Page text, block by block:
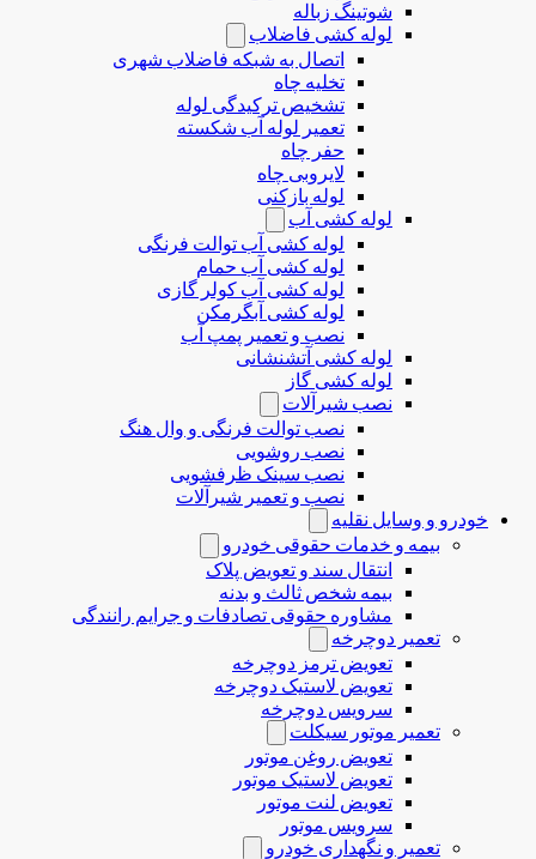
شوتینگ زباله
لوله كشی فاضلاب
اتصال به شبکه فاضلاب شهری
تخلیه چاه
تشخیص ترکیدگی لوله
تعمیر لوله آب شکسته
حفر چاه
لایروبی چاه
لوله بازکنی
لوله کشی آب
لوله کشی آب توالت فرنگی
لوله کشی آب حمام
لوله کشی آب کولر گازی
لوله کشی آبگرمکن
نصب و تعمیر پمپ آب
لوله کشی آتشنشانی
لوله کشی گاز
نصب شیرآلات
نصب توالت فرنگی و وال هنگ
نصب روشویی
نصب سینک ظرفشویی
نصب و تعمیر شیرآلات
خودرو و وسایل نقلیه
بیمه و خدمات حقوقی خودرو
انتقال سند و تعویض پلاک
بیمه شخص ثالث و بدنه
مشاوره حقوقی تصادفات و جرایم رانندگی
تعمیر دوچرخه
تعویض ترمز دوچرخه
تعویض لاستیک دوچرخه
سرویس دوچرخه
تعمیر موتور سیکلت
تعویض روغن موتور
تعویض لاستیک موتور
تعویض لنت موتور
سرویس موتور
تعمیر و نگهداری خودرو